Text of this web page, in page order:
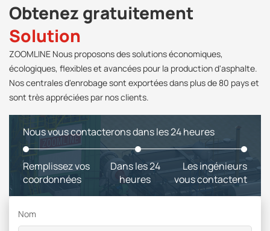
Obtenez gratuitement
Solution
ZOOMLINE Nous proposons des solutions économiques,
écologiques, flexibles et avancées pour la production d'asphalte.
Nos centrales d'enrobage sont exportées dans plus de 80 pays et
sont très appréciées par nos clients.
Nous vous contacterons dans les 24 heures
Remplissez vos
coordonnées
Dans les 24
heures
Les ingénieurs
vous contactent
Nom